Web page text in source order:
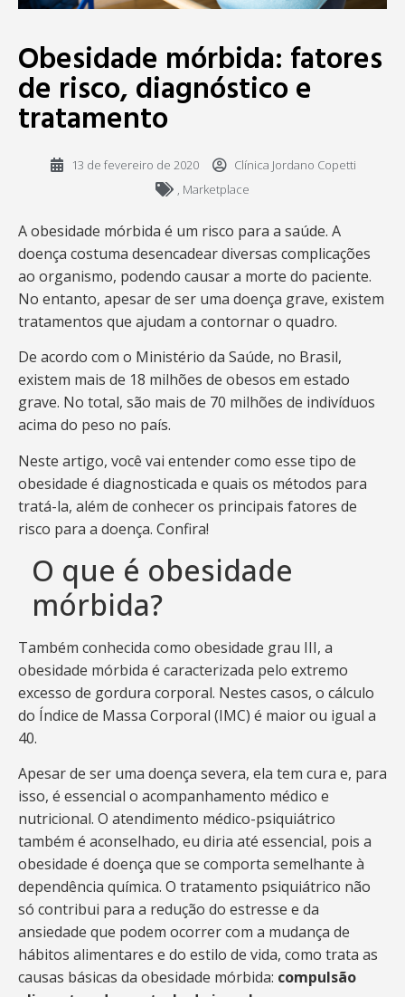
Obesidade mórbida: fatores
de risco, diagnóstico e
tratamento
13 de fevereiro de 2020
Clínica Jordano Copetti
, Marketplace
A obesidade mórbida é um risco para a saúde. A
doença costuma desencadear diversas complicações
ao organismo, podendo causar a morte do paciente.
No entanto, apesar de ser uma doença grave, existem
tratamentos que ajudam a contornar o quadro.
De acordo com o Ministério da Saúde, no Brasil,
existem mais de 18 milhões de obesos em estado
grave. No total, são mais de 70 milhões de indivíduos
acima do peso no país.
Neste artigo, você vai entender como esse tipo de
obesidade é diagnosticada e quais os métodos para
tratá-la, além de conhecer os principais fatores de
risco para a doença. Confira!
O que é obesidade
mórbida?
Também conhecida como obesidade grau III, a
obesidade mórbida é caracterizada pelo extremo
excesso de gordura corporal. Nestes casos, o cálculo
do Índice de Massa Corporal (IMC) é maior ou igual a
40.
Apesar de ser uma doença severa, ela tem cura e, para
isso, é essencial o acompanhamento médico e
nutricional. O atendimento médico-psiquiátrico
também é aconselhado, eu diria até essencial, pois a
obesidade é doença que se comporta semelhante à
dependência química. O tratamento psiquiátrico não
só contribui para a redução do estresse e da
ansiedade que podem ocorrer com a mudança de
hábitos alimentares e do estilo de vida, como trata as
causas básicas da obesidade mórbida: compulsão